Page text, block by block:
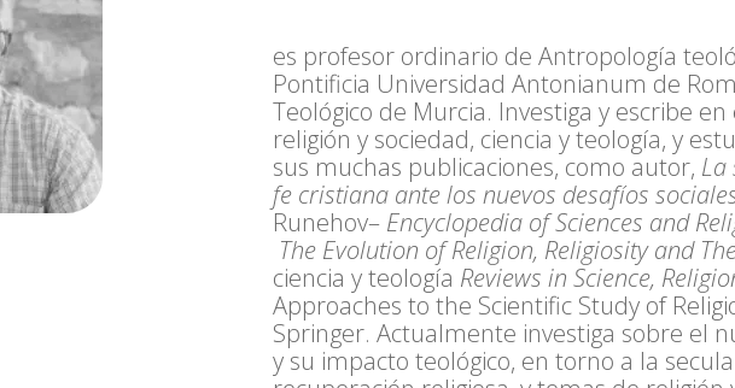
es profesor ordinario de Antropología
Pontificia Universidad Antonianum de
Teológico de Murcia. Investiga y escribe
religión y sociedad, ciencia y teología, y
sus muchas publicaciones, como autor, La
fe cristiana ante los nuevos desafíos
Runehov– Encyclopedia of Sciences and
The Evolution of Religion, Religiosity and
ciencia y teología Reviews in Science,
Approaches to the Scientific Study of
Springer. Actualmente investiga sobre el
y su impacto teológico, en torno a la